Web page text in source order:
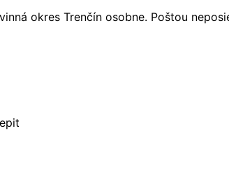
okres Trenčín osobne. Poštou